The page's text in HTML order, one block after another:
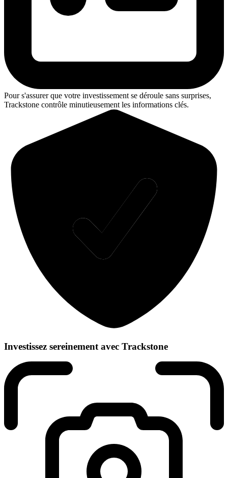
Pour s'assurer que votre investissement se déroule sans surprises,
Trackstone contrôle minutieusement les informations clés.
Investissez sereinement avec Trackstone